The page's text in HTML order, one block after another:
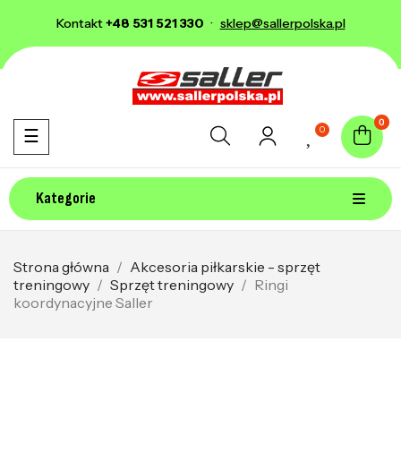
Kontakt+48 531 521 330 · sklep@sallerpolska.pl
0
0
Kategorie
Toggle navigation
☰
Strona główna
Akcesoria piłkarskie - sprzęt
treningowy
Sprzęt treningowy
Ringi
koordynacyjne Saller